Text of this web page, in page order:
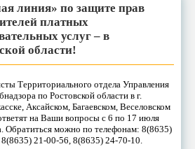
линия» по защите прав
платных
услуг – в
области!
Территориального отдела Управления
по Ростовской области в г.
Аксайском, Багаевском, Веселовском
на Ваши вопросы с 6 по 17 июля
Обратиться можно по телефонам: 8(8635)
21-00-56, 8(8635) 24-70-10.